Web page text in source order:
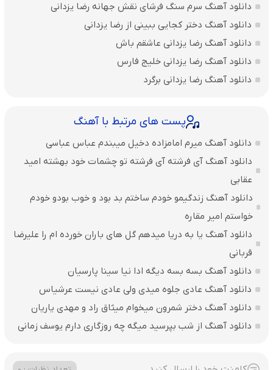
دانلود آهنگ سرم سنگ فرشای نقش جهانه رضا یزدانی
دانلود آهنگ دختر کجایی ببینی از رضا یزدانی
دانلود آهنگ رضا یزدانی عاشقم باش
دانلود آهنگ رضا یزدانی خلیج فارس
دانلود آهنگ رضا یزدانی برگرد
پست های مرتبط با آهنگ
دانلود آهنگ میرم امامزاده دخیل میبندم عباس عباسی
دانلود آهنگ آی فرشته آی فرشته تو چشمات خود بهشته امید
عقابی
دانلود آهنگ زندگیمو خودم ساختم بد بود و خوب بودو خودم
خواستم امیر مقاره
دانلود آهنگ یا به دریا میدهم گل های باران‌ خورده ام را علیرضا
قربانی
دانلود آهنگ بسه بسه دیگه ادا نیا سینا پارسیان
دانلود آهنگ عادی جلوه میدی ولی عادی نیست عرشیاس
دانلود آهنگ دختر شمرون میخوام میثاق راد و مهدی یاریان
دانلود آهنگ از شب بپرسید میگه چه روزگاری دارم یوسف زمانی